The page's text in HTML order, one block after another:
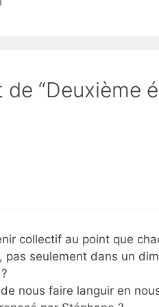
“Deuxième
collectif au point que
seulement dans un
nous faire languir en